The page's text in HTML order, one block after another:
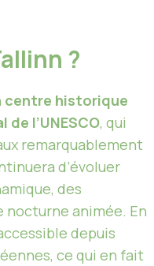
?
centre historique
l’UNESCO, qui
remarquablement
d’évoluer
des
animée. En
depuis
ce qui en fait